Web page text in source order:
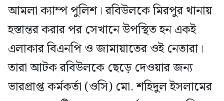
আমলা ক্যাম্প পুলিশ। রবিউলকে মিরপুর থানায়
হস্তান্তর করার পর সেখানে উপস্থিত হন একই
এলাকার বিএনপি ও জামায়াতের ওই নেতারা।
তারা আটক রবিউলকে ছেড়ে দেওয়ার জন্য
ভারপ্রাপ্ত কর্মকর্তা (ওসি) মো. শহিদুল ইসলামের